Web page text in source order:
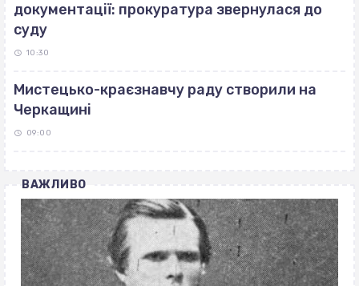
документації: прокуратура звернулася до
суду
10:30
Мистецько-краєзнавчу раду створили на
Черкащині
09:00
ВАЖЛИВО